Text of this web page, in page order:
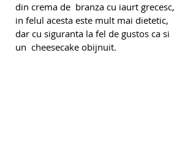
din crema de  branza cu iaurt grecesc,
in felul acesta este mult mai dietetic,
dar cu siguranta la fel de gustos ca si
un  cheesecake obijnuit.